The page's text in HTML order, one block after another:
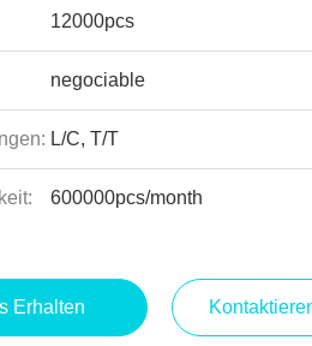
12000pcs
negociable
L/C, T/T
600000pcs/month
Erhalten